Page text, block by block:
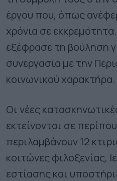
έργου που, όπως
χρόνια σε
εξέφρασε τη βούληση
συνεργασία με την
κοινωνικού χαρακτήρα.
Οι νέες
εκτείνονται σε
περιλαμβάνουν 12
κοιτώνες φιλοξενίας,
εστίασης και